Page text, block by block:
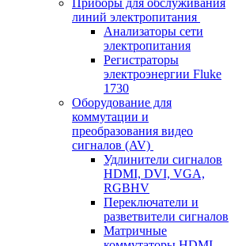
Приборы для обслуживания
линий электропитания
Анализаторы сети
электропитания
Регистраторы
электроэнергии Fluke
1730
Оборудование для
коммутации и
преобразования видео
сигналов (AV)
Удлинители сигналов
HDMI, DVI, VGA,
RGBHV
Переключатели и
разветвители сигналов
Матричные